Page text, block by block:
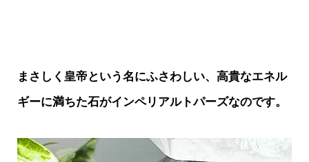
まさしく皇帝という名にふさわしい、高貴なエネル
ギーに満ちた石がインペリアルトパーズなのです。